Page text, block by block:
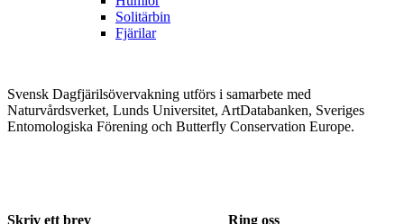
Solitärbin
Fjärilar
Svensk Dagfjärilsövervakning utförs i samarbete med
Naturvårdsverket, Lunds Universitet, ArtDatabanken, Sveriges
Entomologiska Förening och Butterfly Conservation Europe.
Skriv ett brev Ring oss